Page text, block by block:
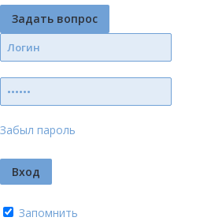
Задать вопрос
Забыл пароль
Запомнить